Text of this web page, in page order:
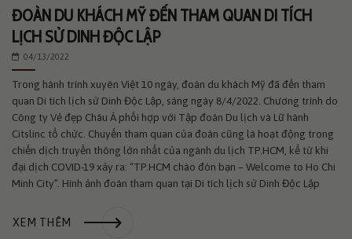
ĐOÀN DU KHÁCH MỸ ĐẾN THAM QUAN DI TÍCH
LỊCH SỬ DINH ĐỘC LẬP
04/13/2022
Trong hành trình xuyên Việt 10 ngày, đoàn du khách Mỹ đã đến tham
quan Di tích lịch sử Dinh Độc Lập, sáng ngày 8/4/2022. Chương trình do
Công ty Vẻ đẹp Châu Á phối hợp với Tập đoàn Du lịch và Lữ hành
Citslinc tổ chức. Chuyến tham quan của đoàn cũng là hoạt động trong
chiến dịch truyền thông lớn nhất của ngành du lịch TP.HCM, kể từ khi
đại dịch COVID-19 xảy ra: “TP.HCM chào đón bạn – Welcome to Ho Chi
Minh City”. Hình ảnh đoàn tham quan tại Di tích lịch sử Dinh Độc Lập
XEM THÊM